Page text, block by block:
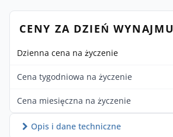
CENY ZA DZIEŃ WYNAJMU
Dzienna cena na życzenie
Cena tygodniowa na życzenie
Cena miesięczna na życzenie
Opis i dane techniczne